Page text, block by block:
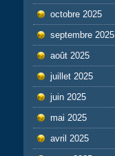
octobre 2025
septembre 2025
août 2025
juillet 2025
juin 2025
mai 2025
avril 2025